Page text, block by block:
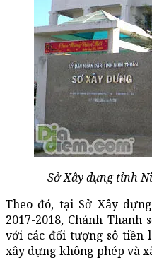
Sở Xây dựng tỉnh
Theo đó, tại Sở Xây
2017-2018, Chánh
với các đối tượng sô tiền
xây dựng không phép và